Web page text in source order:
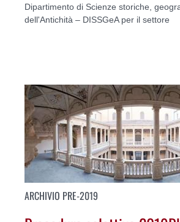
Dipartimento di Scienze storiche,
dell'Antichità – DISSGeA per il settore
ARCHIVIO PRE-2019